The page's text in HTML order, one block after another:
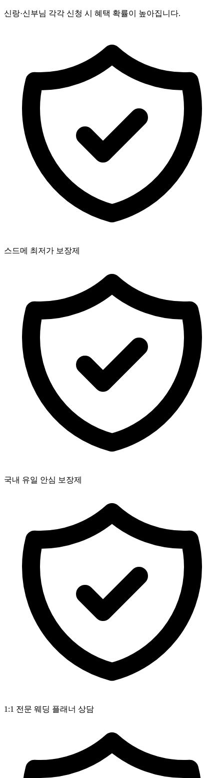
신랑·신부님 각각 신청 시 혜택 확률이 높아집니다.
스드메 최저가 보장제
국내 유일 안심 보장제
1:1 전문 웨딩 플래너 상담